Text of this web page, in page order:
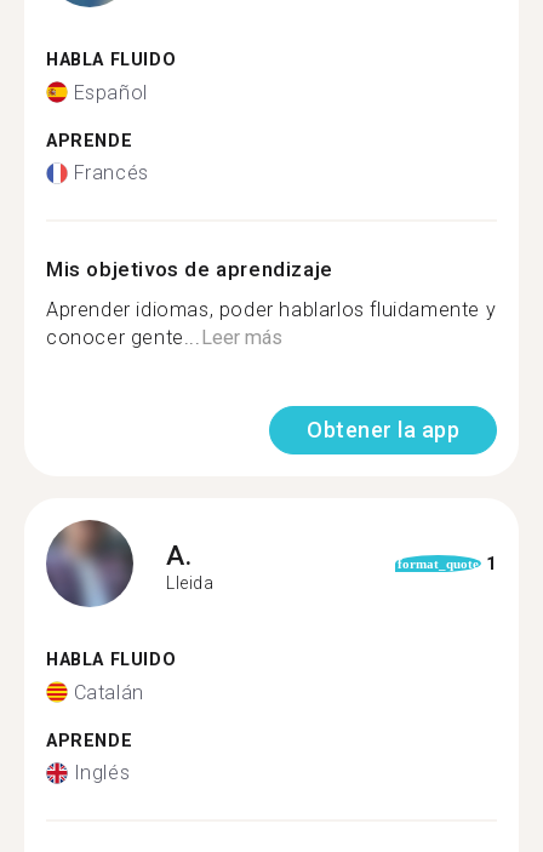
HABLA FLUIDO
Español
APRENDE
Francés
Mis objetivos de aprendizaje
Aprender idiomas, poder hablarlos fluidamente y
conocer gente...Leer más
Obtener la app
A.
Lleida
format_quote 1
HABLA FLUIDO
Catalán
APRENDE
Inglés